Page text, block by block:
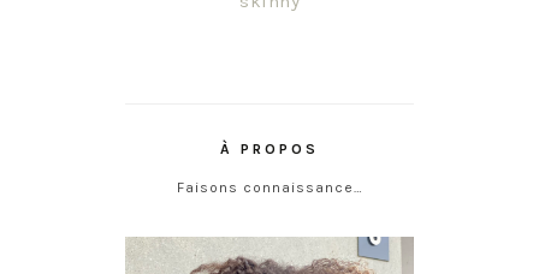
À PROPOS
Faisons connaissance…